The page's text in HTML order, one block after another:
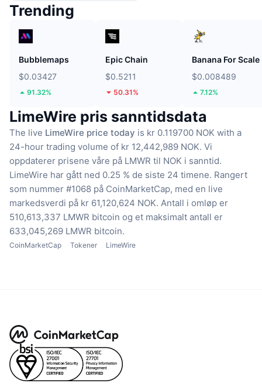
Trending
Bubblemaps
$0.03427
91.32%
Epic Chain
$0.5211
50.31%
Banana For Scale
$0.008489
7.12%
LimeWire pris sanntidsdata
The live LimeWire price today is kr 0.119700 NOK with a
24-hour trading volume of kr 12,442,989 NOK. Vi
oppdaterer prisene våre på LMWR til NOK i sanntid.
LimeWire har gått ned 0.25 % de siste 24 timene. Rangert
som nummer #1068 på CoinMarketCap, med en live
markedsverdi på kr 61,120,624 NOK. Antall i omløp er
510,613,337 LMWR bitcoin og et maksimalt antall er
633,045,269 LMWR bitcoin.
CoinMarketCap Tokener LimeWire